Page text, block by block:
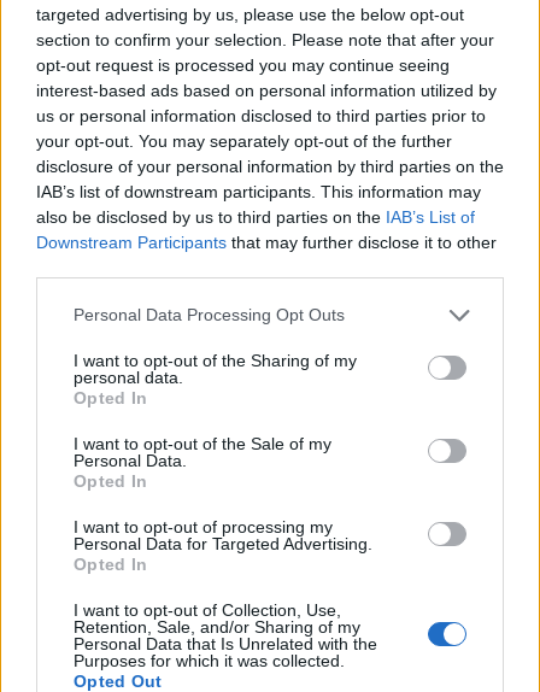
targeted advertising by us, please use the below opt-out
section to confirm your selection. Please note that after your
opt-out request is processed you may continue seeing
interest-based ads based on personal information utilized by
us or personal information disclosed to third parties prior to
your opt-out. You may separately opt-out of the further
disclosure of your personal information by third parties on the
IAB’s list of downstream participants. This information may
also be disclosed by us to third parties on the IAB’s List of
Downstream Participants that may further disclose it to other
Please note that this website/app uses one or more Google
not limited to your visit or usage behaviour. You may click to
grant or deny consent to Google and its third-party tags to
use your data for below specified purposes in below Google
consent section.
Personal Data Processing Opt Outs
I want to opt-out of the Sharing of my
personal data.
Opted In
I want to opt-out of the Sale of my
Personal Data.
Opted In
I want to opt-out of processing my
Personal Data for Targeted Advertising.
Opted In
I want to opt-out of Collection, Use,
Retention, Sale, and/or Sharing of my
Personal Data that Is Unrelated with the
Purposes for which it was collected.
Opted Out